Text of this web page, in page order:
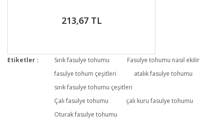
213,67 TL
Etiketler : Sırık fasulye tohumu
Fasulye tohumu nasıl ekilir
fasulye tohum çeşitleri
atalık fasulye tohumu
sırık fasulye tohumu çeşitleri
Çalı fasulye tohumu
çalı kuru fasulye tohumu
Oturak fasulye tohumu